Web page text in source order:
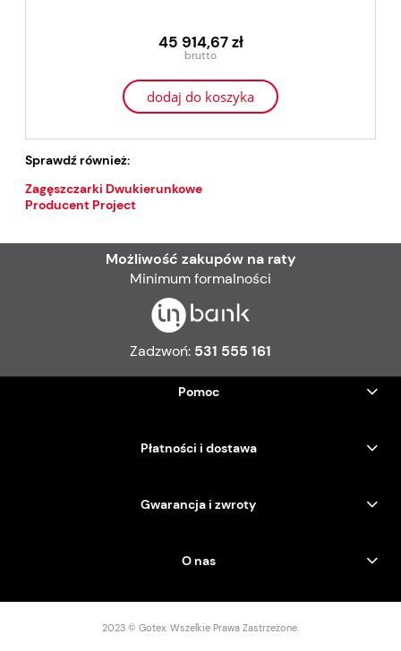
45 914,67 zł
dodaj do koszyka
Sprawdź również:
Zagęszczarki Dwukierunkowe
Producent Project
Możliwość zakupów na raty
Minimum formalności
Zadzwoń: 531 555 161
Pomoc
Płatności i dostawa
Gwarancja i zwroty
O nas
2023 © Gotex. Wszelkie Prawa Zastrzeżone.